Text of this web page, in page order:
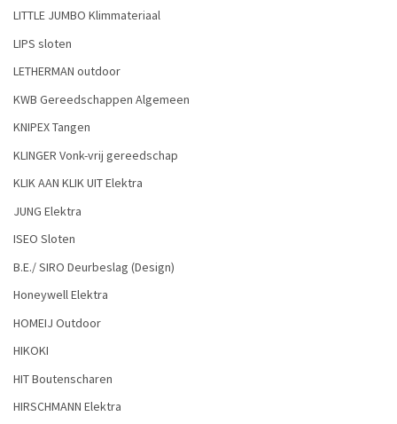
LITTLE JUMBO Klimmateriaal
LIPS sloten
LETHERMAN outdoor
KWB Gereedschappen Algemeen
KNIPEX Tangen
KLINGER Vonk-vrij gereedschap
KLIK AAN KLIK UIT Elektra
JUNG Elektra
ISEO Sloten
B.E./ SIRO Deurbeslag (Design)
Honeywell Elektra
HOMEIJ Outdoor
HIKOKI
HIT Boutenscharen
HIRSCHMANN Elektra